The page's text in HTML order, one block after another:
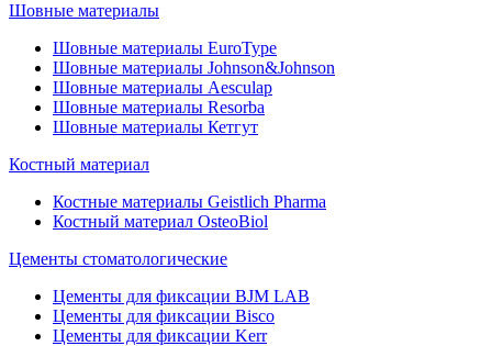
Шовные материалы
Шовные материалы EuroType
Шовные материалы Johnson&Johnson
Шовные материалы Aesculap
Шовные материалы Resorba
Шовные материалы Кетгут
Костный материал
Костные материалы Geistlich Pharma
Костный материал OsteoBiol
Цементы стоматологические
Цементы для фиксации BJM LAB
Цементы для фиксации Bisco
Цементы для фиксации Kerr